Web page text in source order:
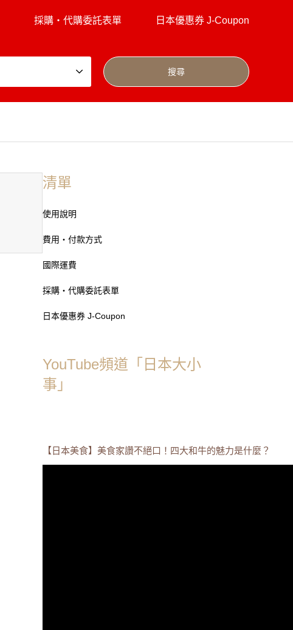
採購・代購委託表單 日本優惠券 J-Coupon
清單
使用說明
費用・付款方式
國際運費
採購・代購委託表單
日本優惠券 J-Coupon
YouTube頻道「日本大小
事」
【日本美食】美食家讚不絕口！四大和牛的魅力是什麼？